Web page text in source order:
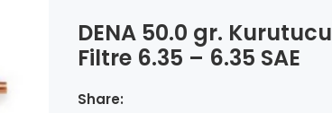
DENA 50.0 gr. Kurutucu
Filtre 6.35 – 6.35 SAE
Share: